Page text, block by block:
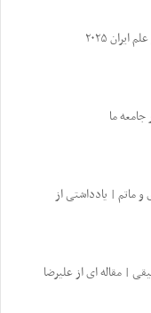
۲۰۲۵
ما
ماتم | یادداشتی از
| مقاله ای از علیرضا